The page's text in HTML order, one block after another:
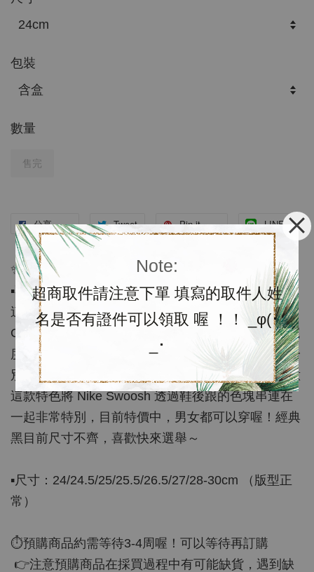
Note:
超商取件請注意下單 填寫的取件人姓
名是否有證件可以領取 喔 ！！ _φ(･
_･
包裝
數量
售完
分享 Tweet Pin it LINE
✨特價優惠✨
▪️不含盒$2680/含盒$2780；預購約3週
這款也是Nike經典復刻款，除了原型 Nike
Challenger OG 的設計，這次復刻鞋款將腳跟處的寬
度增寬，鞋身材質以尼龍、網眼以及絨面革組成，分
別在鞋款各處有著個別特製的舒適度，大家有沒注意
這款特色將 Nike Swoosh 透過鞋後跟的色塊串連在
一起非常特別，目前特價中，男女都可以穿喔！經典
黑目前尺寸不齊，喜歡快來選舉～
▪️尺寸：24/24.5/25/25.5/26.5/27/28-30cm （版型正
常）
⏱預購商品約需等待3-4周喔！可以等待再訂購
👉注意預購商品在採買過程中有可能缺貨，遇到缺